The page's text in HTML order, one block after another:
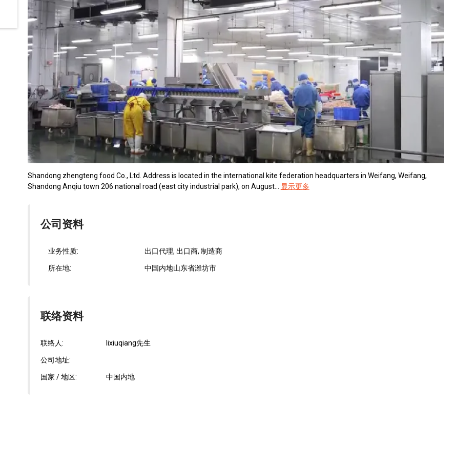
Shandong zhengteng food Co., Ltd. Address is located in the international kite federation headquarters in Weifang, Weifang,
Shandong Anqiu town 206 national road (east city industrial park), on August...
显示更多
公司资料
业务性质: 出口代理, 出口商, 制造商
所在地: 中国内地山东省潍坊市
联络资料
联络人: lixiuqiang先生
公司地址:
国家 / 地区: 中国内地